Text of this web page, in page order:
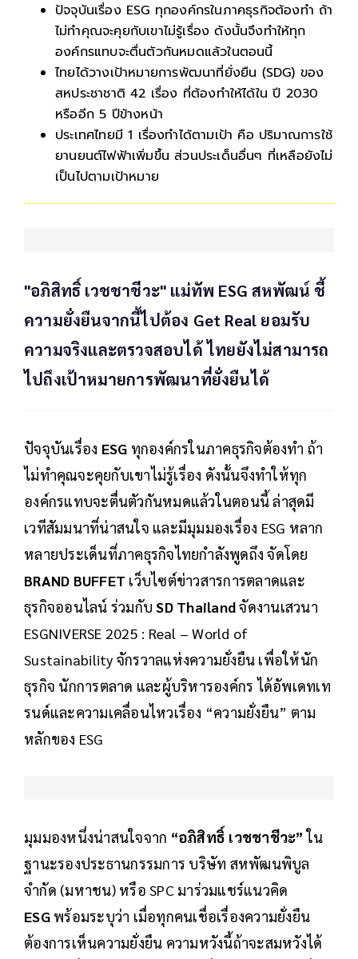
ปัจจุบันเรื่อง ESG ทุกองค์กรในภาคธุรกิจต้องทำ ถ้า
ไม่ทำคุณจะคุยกับเขาไม่รู้เรื่อง ดังนั้นจึงทำให้ทุก
องค์กรแทบจะตื่นตัวกันหมดแล้วในตอนนี้
ไทยได้วางเป้าหมายการพัฒนาที่ยั่งยืน (SDG) ของ
สหประชาชาติ 42 เรื่อง ที่ต้องทำให้ได้ใน ปี 2030
หรืออีก 5 ปีข้างหน้า
ประเทศไทยมี 1 เรื่องทำได้ตามเป้า คือ ปริมาณการใช้
ยานยนต์ไฟฟ้าเพิ่มขึ้น ส่วนประเด็นอื่นๆ ที่เหลือยังไม่
เป็นไปตามเป้าหมาย
"อภิสิทธิ์ เวชชาชีวะ" แม่ทัพ ESG สหพัฒน์ ชี้
ความยั่งยืนจากนี้ไปต้อง Get Real ยอมรับ
ความจริงและตรวจสอบได้ ไทยยังไม่สามารถ
ไปถึงเป้าหมายการพัฒนาที่ยั่งยืนได้
ปัจจุบันเรื่อง ESG ทุกองค์กรในภาคธุรกิจต้องทำ ถ้า
ไม่ทำคุณจะคุยกับเขาไม่รู้เรื่อง ดังนั้นจึงทำให้ทุก
องค์กรแทบจะตื่นตัวกันหมดแล้วในตอนนี้ ล่าสุดมี
เวทีสัมมนาที่น่าสนใจ และมีมุมมองเรื่อง ESG หลาก
หลายประเด็นที่ภาคธุรกิจไทยกำลังพูดถึง จัดโดย
BRAND BUFFET เว็บไซต์ข่าวสารการตลาดและ
ธุรกิจออนไลน์ ร่วมกับSD Thailandจัดงานเสวนา
ESGNIVERSE 2025 : Real – World of
Sustainability จักรวาลแห่งความยั่งยืน เพื่อให้นัก
ธุรกิจ นักการตลาด และผู้บริหารองค์กร ได้อัพเดทเท
รนด์และความเคลื่อนไหวเรื่อง “ความยั่งยืน” ตาม
หลักของ ESG
มุมมองหนึ่งน่าสนใจจาก “อภิสิทธิ์ เวชชาชีวะ” ใน
ฐานะรองประธานกรรมการ บริษัท สหพัฒนพิบูล
จำกัด (มหาชน) หรือ SPC มาร่วมแชร์แนวคิด
ESG พร้อมระบุว่า เมื่อทุกคนเชื่อเรื่องความยั่งยืน
ต้องการเห็นความยั่งยืน ความหวังนี้ถ้าจะสมหวังได้